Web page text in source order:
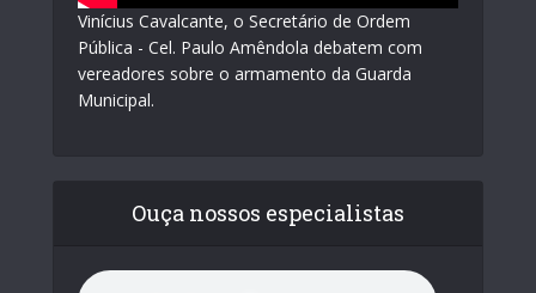
Vinícius Cavalcante, o Secretário de Ordem
Pública - Cel. Paulo Amêndola debatem com
vereadores sobre o armamento da Guarda
Municipal.
Ouça nossos especialistas